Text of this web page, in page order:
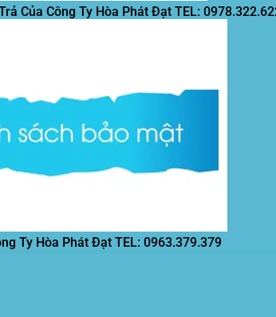
Của Công Ty Hòa Phát Đạt TEL:
Ty Hòa Phát Đạt TEL: 0963.379.379